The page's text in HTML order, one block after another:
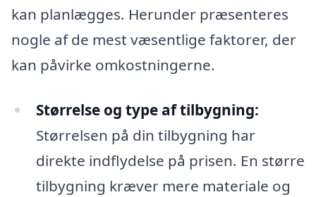
kan planlægges. Herunder præsenteres
nogle af de mest væsentlige faktorer, der
kan påvirke omkostningerne.
Størrelse og type af tilbygning:
Størrelsen på din tilbygning har
direkte indflydelse på prisen. En større
tilbygning kræver mere materiale og